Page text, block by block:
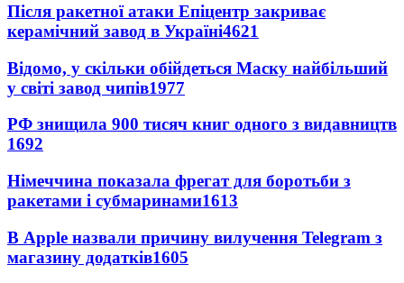
Після ракетної атаки Епіцентр закриває
керамічний завод в Україні4621
Відомо, у скільки обійдеться Маску найбільший
у світі завод чипів1977
РФ знищила 900 тисяч книг одного з видавництв
1692
Німеччина показала фрегат для боротьби з
ракетами і субмаринами1613
В Apple назвали причину вилучення Telegram з
магазину додатків1605